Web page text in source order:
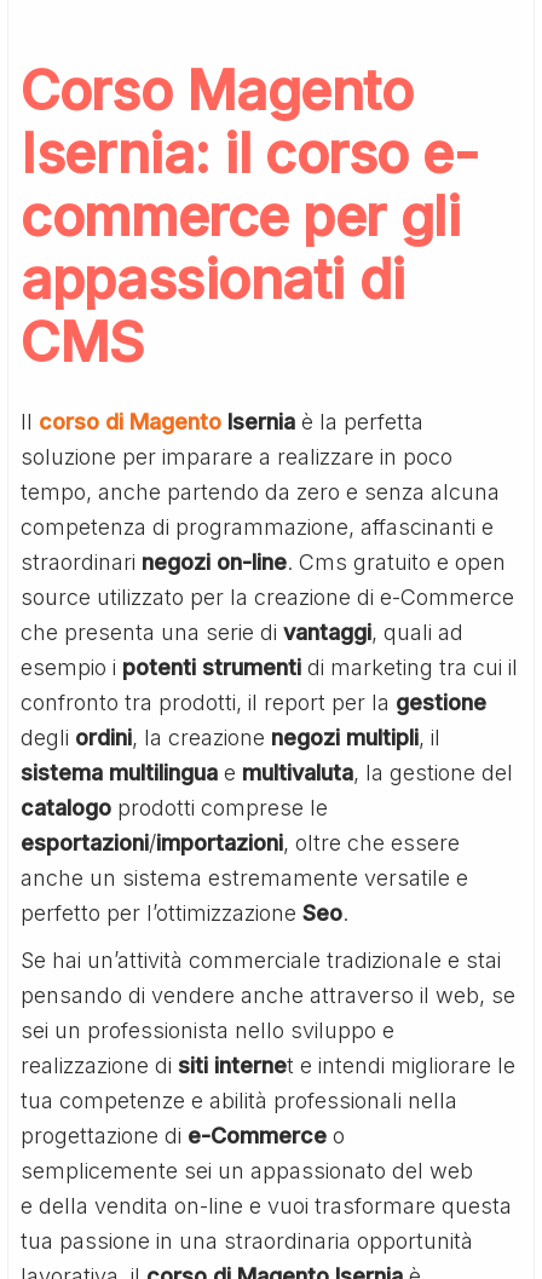
Corso Magento
Isernia: il corso e-
commerce per gli
appassionati di
CMS
Il corso di Magento Isernia è la perfetta
soluzione per imparare a realizzare in poco
tempo, anche partendo da zero e senza alcuna
competenza di programmazione, affascinanti e
straordinari negozi on-line. Cms gratuito e open
source utilizzato per la creazione di e-Commerce
che presenta una serie divantaggi, quali ad
esempio i potenti strumenti di marketing tra cui il
confronto tra prodotti, il report per la gestione
degli ordini, la creazione negozi multipli, il
sistema multilingua e multivaluta, la gestione del
catalogo prodotti comprese le
esportazioni/importazioni, oltre che essere
anche un sistema estremamente versatile e
perfetto per l’ottimizzazioneSeo.
Se hai un’attività commerciale tradizionale e stai
pensando di vendere anche attraverso il web, se
sei un professionista nello sviluppo e
realizzazione disiti internet e intendi migliorare le
tua competenze e abilità professionali nella
progettazione di e-Commerce o
semplicemente sei un appassionato del web
e della vendita on-line e vuoi trasformare questa
tua passione in una straordinaria opportunità